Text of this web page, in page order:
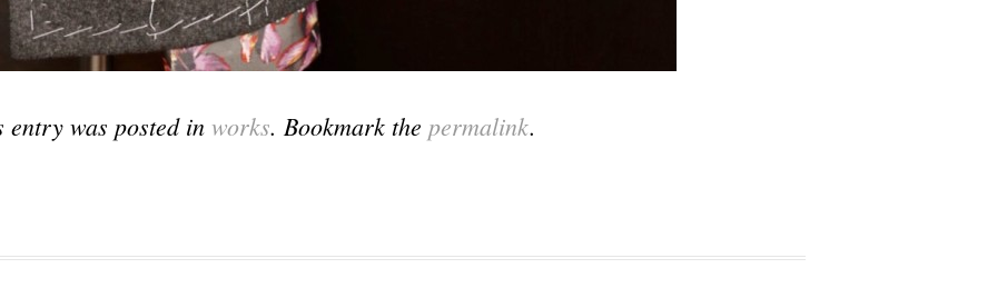
entry was posted in works. Bookmark the permalink.